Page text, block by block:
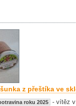
z přeštíka ve
roku 2025
- vítěz v